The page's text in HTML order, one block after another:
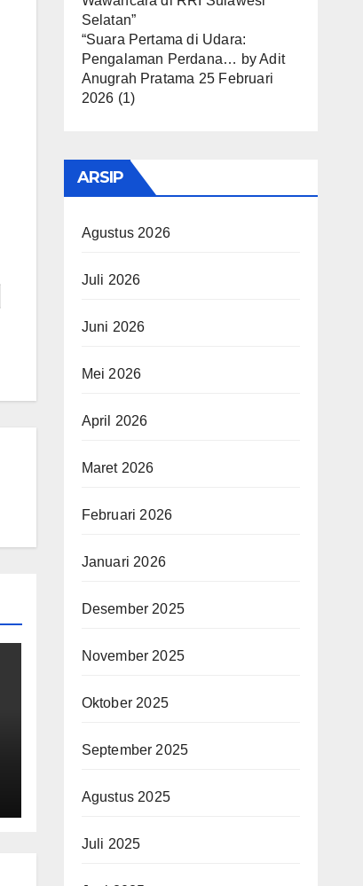
“Suara Pertama di Udara:
Pengalaman Perdana… byAdit
Anugrah Pratama 25 Februari
2026 (1)
ARSIP
Agustus 2026
Juli 2026
Juni 2026
Mei 2026
April 2026
Maret 2026
Februari 2026
Januari 2026
Desember 2025
November 2025
Oktober 2025
September 2025
Agustus 2025
Juli 2025